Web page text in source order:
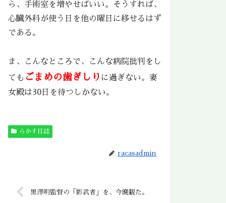
ら、手術室を増やせばいい。そうすれば、
心臓外科が使う日を他の曜日に移せるはず
である。
ま、こんなところで、こんな病院批判をし
ても ごまめの歯ぎしり に過ぎない。妻
女殿は30日を待つしかない。
らかす日誌
racasadmin
黒澤明監督の「影武者」を、今晩観た。